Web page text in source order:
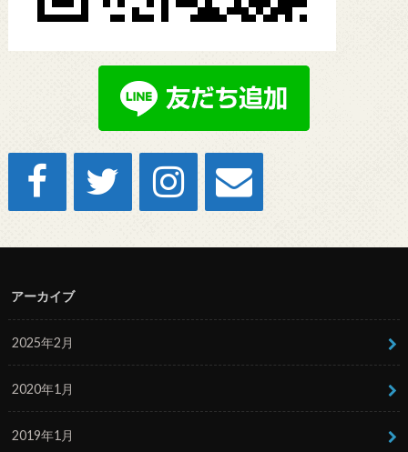
アーカイブ
2025年2月
2020年1月
2019年1月